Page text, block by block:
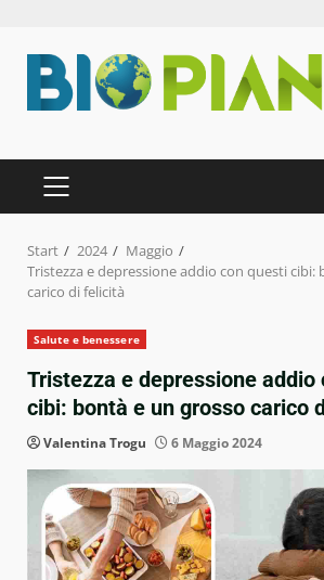
Inhalt
springen
PRIMÄRES
MENÜ
Start 2024
Maggio
Tristezza e depressione addio con questi cibi:
carico di felicità
Salute e benessere
Tristezza e depressione addio
cibi: bontà e un grosso carico
Valentina Trogu 6 Maggio 2024